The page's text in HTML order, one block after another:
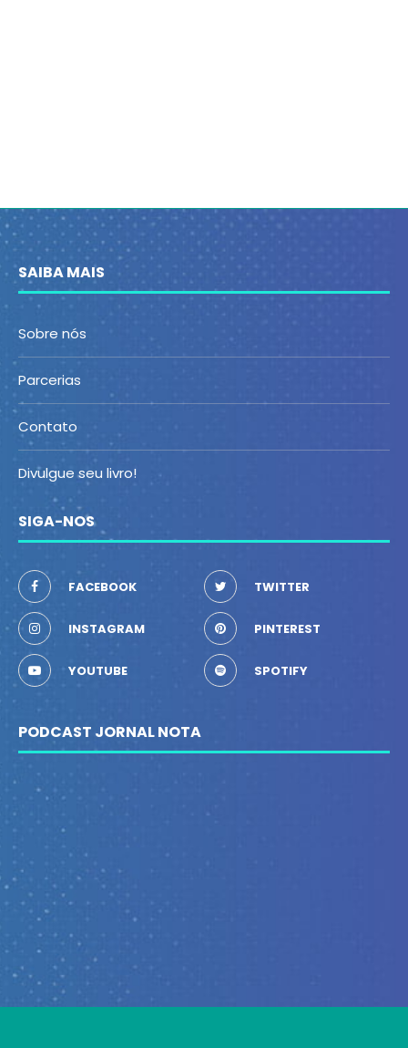
SAIBA MAIS
Sobre nós
Parcerias
Contato
Divulgue seu livro!
SIGA-NOS
FACEBOOK TWITTER
INSTAGRAM PINTEREST
YOUTUBE SPOTIFY
PODCAST JORNAL NOTA